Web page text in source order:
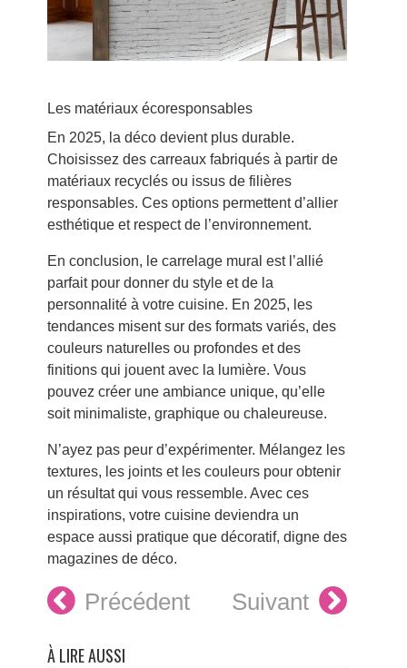
Les matériaux écoresponsables
En 2025, la déco devient plus durable.
Choisissez des carreaux fabriqués à partir de
matériaux recyclés ou issus de filières
responsables. Ces options permettent d’allier
esthétique et respect de l’environnement.
En conclusion, le carrelage mural est l’allié
parfait pour donner du style et de la
personnalité à votre cuisine. En 2025, les
tendances misent sur des formats variés, des
couleurs naturelles ou profondes et des
finitions qui jouent avec la lumière. Vous
pouvez créer une ambiance unique, qu’elle
soit minimaliste, graphique ou chaleureuse.
N’ayez pas peur d’expérimenter. Mélangez les
textures, les joints et les couleurs pour obtenir
un résultat qui vous ressemble. Avec ces
inspirations, votre cuisine deviendra un
espace aussi pratique que décoratif, digne des
magazines de déco.
Précédent Suivant
À LIRE AUSSI